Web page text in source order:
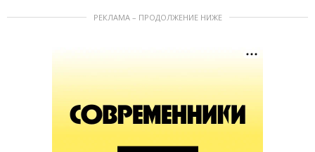
РЕКЛАМА – ПРОДОЛЖЕНИЕ НИЖЕ